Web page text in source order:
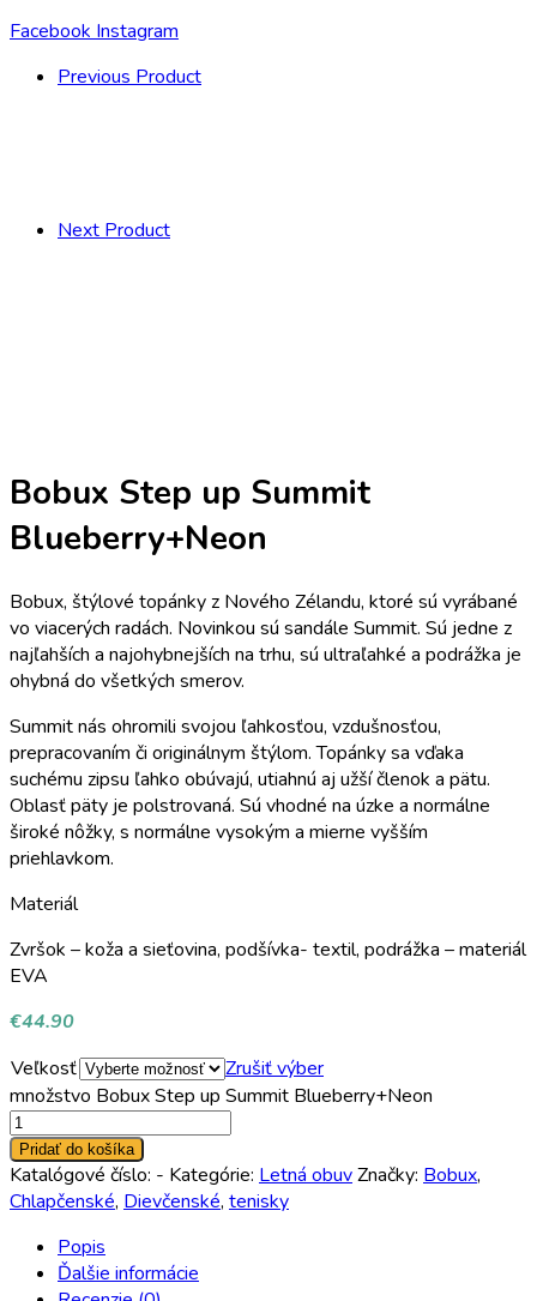
Facebook Instagram
Previous Product
Next Product
Bobux Step up Summit
Blueberry+Neon
Bobux, štýlové topánky z Nového Zélandu, ktoré sú vyrábané
vo viacerých radách. Novinkou sú sandále Summit. Sú jedne z
najľahších a najohybnejších na trhu, sú ultraľahké a podrážka je
ohybná do všetkých smerov.
Summit nás ohromili svojou ľahkosťou, vzdušnosťou,
prepracovaním či originálnym štýlom. Topánky sa vďaka
suchému zipsu ľahko obúvajú, utiahnú aj užší členok a pätu.
Oblasť päty je polstrovaná. Sú vhodné na úzke a normálne
široké nôžky, s normálne vysokým a mierne vyšším
priehlavkom.
Materiál
Zvršok – koža a sieťovina, podšívka- textil, podrážka – materiál
EVA
€44.90
Veľkosť
Zrušiť výber
množstvo Bobux Step up Summit Blueberry+Neon
Pridať do košíka
Katalógové číslo: - Kategórie: Letná obuvZnačky: Bobux,
Chlapčenské, Dievčenské, tenisky
Popis
Ďalšie informácie